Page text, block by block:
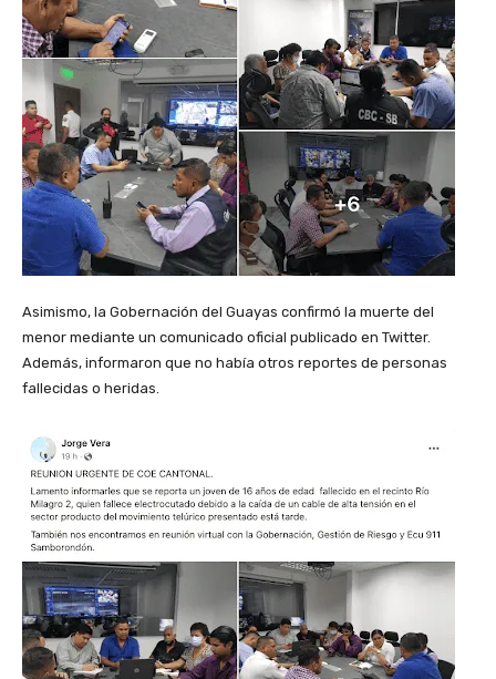
Asimismo, la Gobernación del Guayas confirmó la muerte del
menor mediante un comunicado oficial publicado en Twitter.
Además, informaron que no había otros reportes de personas
fallecidas o heridas.